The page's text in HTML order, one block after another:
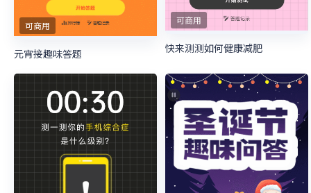
可商用
元宵接趣味答题
可商用
快来测测如何健康减肥